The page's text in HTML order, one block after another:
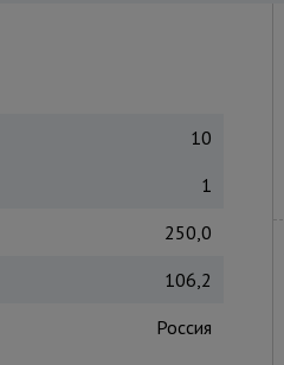
10
1
250,0
106,2
Россия